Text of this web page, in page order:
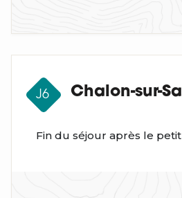
J6 Chalon-sur-
Fin du séjour après le